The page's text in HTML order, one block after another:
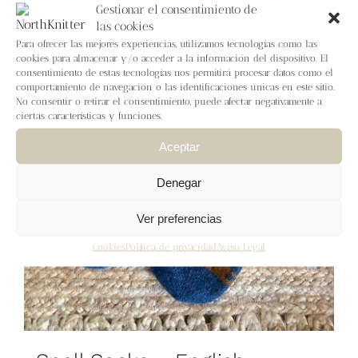
Gestionar el consentimiento de
las cookies
Para ofrecer las mejores experiencias, utilizamos tecnologías como las
cookies para almacenar y/o acceder a la información del dispositivo. El
consentimiento de estas tecnologías nos permitirá procesar datos como el
comportamiento de navegación o las identificaciones únicas en este sitio.
No consentir o retirar el consentimiento, puede afectar negativamente a
ciertas características y funciones.
Aceptar
Denegar
Ver preferencias
CookiesPolítica de privacidad Aviso Legal
Blog
Contacto
Newsletter
Carrito